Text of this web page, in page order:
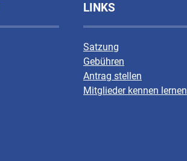
LINKS
Satzung
Gebühren
Antrag stellen
Mitglieder kennen lernen